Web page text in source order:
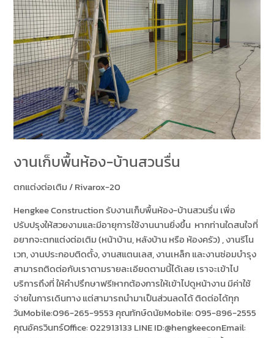
งานเก็บพื้นห้อง-บ้านสวนรื่น
ตกแต่งต่อเติม/Rivarox-20
Hengkee Construction รับงานเก็บพื้นห้อง-บ้านสวนรื่น เพื่อ
ปรับปรุงให้สวยงามและมีอายุการใช้งานนานยิ่งขึ้น หากท่านใดสนใจที่
อยากจะตกแต่งต่อเติม (หน้าบ้าน, หลังบ้าน หรือ ห้องครัว) , งานรีโน
เวท, งานประกอบติดตั้ง, งานสแตนเลส, งานเหล็ก และงานซ่อมบำรุง
สามารถติดต่อกับเราตามรายละเอียดตามนี้ได้เลย เราจะเข้าไป
บริการถึงที่ ให้คำปรึกษาฟรี!หากต้องการให้เข้าไปดูหน้างาน มีค่าใช้
จ่ายในการเดินทาง แต่สามารถนำมาเป็นส่วนลดได้ ติดต่อได้ทุก
วันMobile:096-265-9553 คุณทักษ์ดนัยMobile: 095-896-2555
คุณอัครวินทร์Office: 022913133 LINE ID:​@hengkeeconEmail: